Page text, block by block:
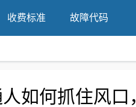
收费标准 故障代码
如何抓住风口